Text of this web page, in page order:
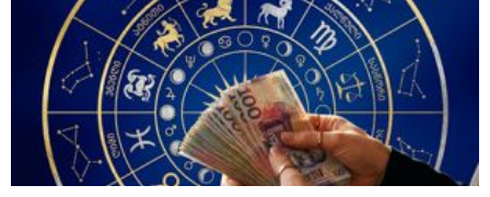
განცხადება თუ დანაშაულს
ჩავდივარ...- მემუქრები?" -
სოციალურ ქსელში სკანდალური
კადრები ვრცელდება
პოლიტიკა